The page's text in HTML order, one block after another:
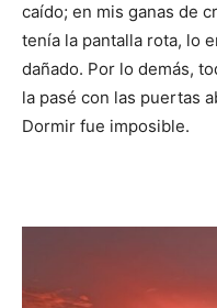
caído; en mis ganas de
tenía la pantalla rota, lo
dañado. Por lo demás,
la pasé con las puertas
Dormir fue imposible.